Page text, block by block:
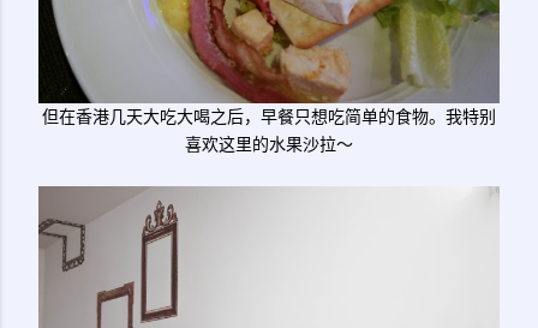
但在香港几天大吃大喝之后，早餐只想吃简单的食物。我特别
喜欢这里的水果沙拉～